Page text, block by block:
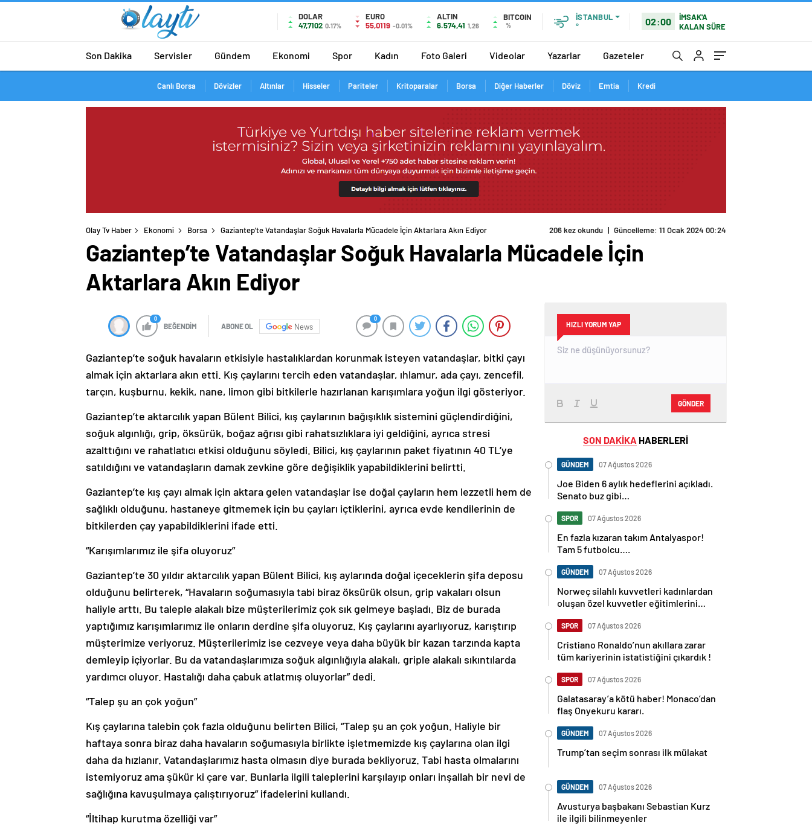
DOLAR
47,7102 0.17%
EURO
55,0119 -0.01%
ALTIN
6.574,41 1,26
BITCOIN
%
İSTANBUL
°
02:00
İMSAK'A
KALAN SÜRE
Son Dakika Servisler Gündem Ekonomi Spor Kadın Foto Galeri Videolar Yazarlar Gazeteler
Canlı Borsa Dövizler Altınlar Hisseler Pariteler Kritoparalar Borsa Diğer Haberler Döviz Emtia Kredi
Olay Tv Haber Ekonomi Borsa Gaziantep’te Vatandaşlar Soğuk Havalarla Mücadele İçin Aktarlara Akın Ediyor
Gaziantep’te Vatandaşlar Soğuk Havalarla Mücadele İçin
Aktarlara Akın Ediyor
0
BEĞENDİM ABONE OL News
0
Gaziantep’te soğuk havaların etkisiyle hastalıklardan korunmak isteyen vatandaşlar, bitki çayı
almak için aktarlara akın etti. Kış çaylarını tercih eden vatandaşlar, ıhlamur, ada çayı, zencefil,
tarçın, kuşburnu, kekik, nane, limon gibi bitkilerle hazırlanan karışımlara yoğun ilgi gösteriyor.
Gaziantep’te aktarcılık yapan Bülent Bilici, kış çaylarının bağışıklık sistemini güçlendirdiğini,
soğuk algınlığı, grip, öksürük, boğaz ağrısı gibi rahatsızlıklara iyi geldiğini, ayrıca stresi
azalttığını ve rahatlatıcı etkisi olduğunu söyledi. Bilici, kış çaylarının paket fiyatının 40 TL’ye
satıldığını ve vatandaşların damak zevkine göre değişiklik yapabildiklerini belirtti.
Gaziantep’te kış çayı almak için aktara gelen vatandaşlar ise doğal çayların hem lezzetli hem de
sağlıklı olduğunu, hastaneye gitmemek için bu çayları içtiklerini, ayrıca evde kendilerinin de
bitkilerden çay yapabildiklerini ifade etti.
“Karışımlarımız ile şifa oluyoruz”
Gaziantep’te 30 yıldır aktarcılık yapan Bülent Bilici, kış aylarında doğal içeceklerin şifa deposu
olduğunu belirterek, “Havaların soğumasıyla tabi biraz öksürük olsun, grip vakaları olsun
haliyle arttı. Bu taleple alakalı bize müşterilerimiz çok sık gelmeye başladı. Biz de burada
yaptığımız karışımlarımız ile onların derdine şifa oluyoruz. Kış çaylarını ayarlıyoruz, karıştırıp
müşterimize veriyoruz. Müşterilerimiz ise cezveye veya daha büyük bir kazan tarzında kapta
demleyip içiyorlar. Bu da vatandaşlarımıza soğuk algınlığıyla alakalı, griple alakalı sıkıntılarda
yardımcı oluyor. Hastalığı daha çabuk atlatmış oluyorlar” dedi.
“Talep şu an çok yoğun”
Kış çaylarına talebin çok fazla olduğunu belirten Bilici, “Talep şu an çok yoğun. Haliyle bir
haftaya sonra biraz daha havaların soğumasıyla birlikte işletmemizde kış çaylarına olan ilgi
daha da hızlanır. Vatandaşlarımız hasta olmasın diye burada bekliyoruz. Tabi hasta olmalarını
istemiyoruz ama şükür ki çare var. Bunlarla ilgili taleplerini karşılayıp onları inşallah bir nevi de
sağlığına kavuşulmaya çalıştırıyoruz” ifadelerini kullandı.
“İltihap kurutma özelliği var”
HIZLI YORUM YAP
GÖNDER
SON DAKİKA HABERLERİ
GÜNDEM 07 Ağustos 2026
Joe Biden 6 aylık hedeflerini açıkladı.
Senato buz gibi…
SPOR 07 Ağustos 2026
En fazla kızaran takım Antalyaspor!
Tam 5 futbolcu….
GÜNDEM 07 Ağustos 2026
Norweç silahlı kuvvetleri kadınlardan
oluşan özel kuvvetler eğitimlerini
SPOR 07 Ağustos 2026
Cristiano Ronaldo’nun akıllara zarar
tüm kariyerinin istatistiğini çıkardık !
SPOR 07 Ağustos 2026
Galatasaray’a kötü haber! Monaco’dan
flaş Onyekuru kararı.
GÜNDEM 07 Ağustos 2026
Trump’tan seçim sonrası ilk mülakat
GÜNDEM 07 Ağustos 2026
Avusturya başbakanı Sebastian Kurz
ile ilgili bilinmeyenler